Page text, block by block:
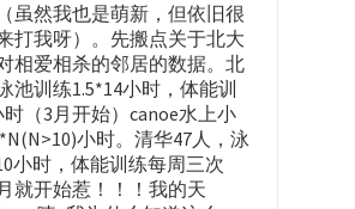
虽然我也是萌新，但依旧很
打我呀）。先搬点关于北大
相爱相杀的邻居的数据。北
池训练1.5*14小时，体能训
（3月开始）canoe水上小
小时。清华47人，泳
小时，体能训练每周三次
月就开始惹！！！我的天